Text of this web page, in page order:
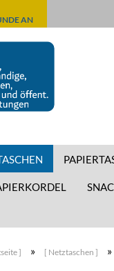
AN
] » [ Netztaschen ] »